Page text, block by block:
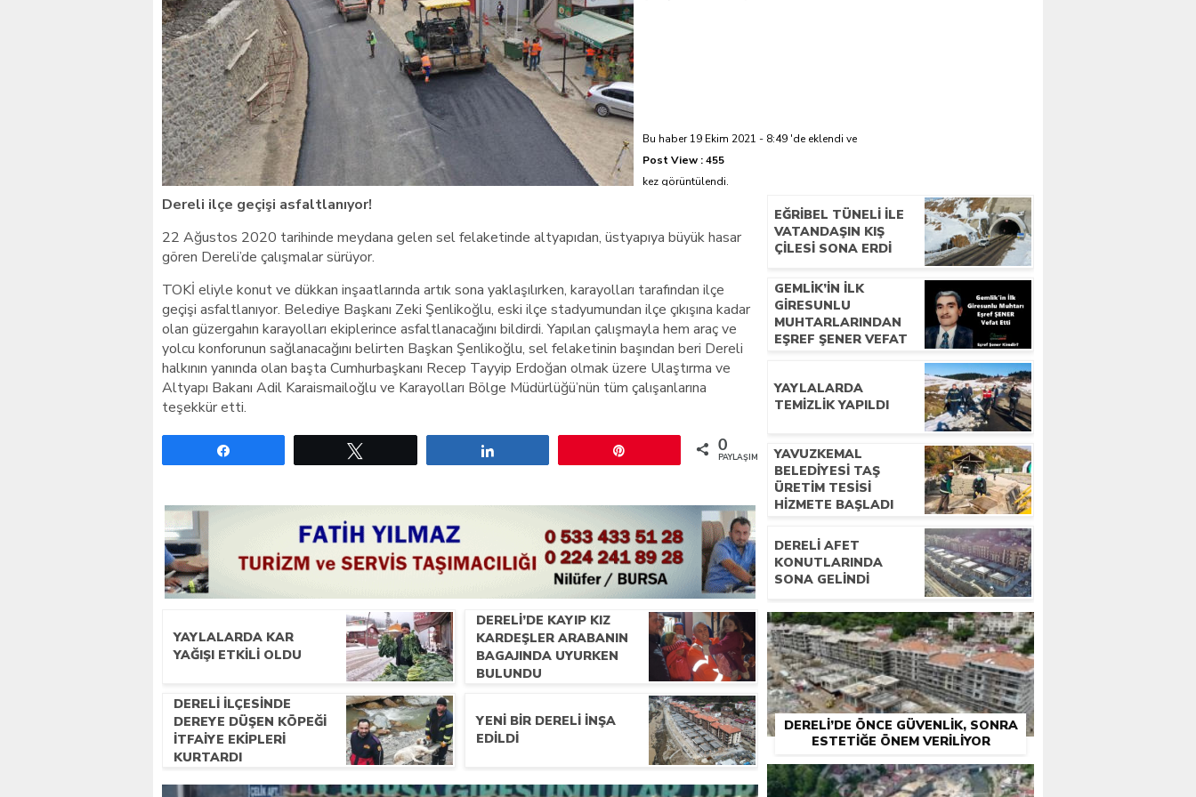
Giresunlu sürücü Orhangazi’de hayatını kaybetti
Bu haber 19 Ekim 2021 - 8:49 'de eklendi ve
Post View :455
kez görüntülendi.
Dereli ilçe geçişi asfaltlanıyor!
22 Ağustos 2020 tarihinde meydana gelen sel felaketinde altyapıdan, üstyapıya büyük hasar
gören Dereli’de çalışmalar sürüyor.
TOKİ eliyle konut ve dükkan inşaatlarında artık sona yaklaşılırken, karayolları tarafından ilçe
geçişi asfaltlanıyor. Belediye Başkanı Zeki Şenlikoğlu, eski ilçe stadyumundan ilçe çıkışına kadar
olan güzergahın karayolları ekiplerince asfaltlanacağını bildirdi. Yapılan çalışmayla hem araç ve
yolcu konforunun sağlanacağını belirten Başkan Şenlikoğlu, sel felaketinin başından beri Dereli
halkının yanında olan başta Cumhurbaşkanı Recep Tayyip Erdoğan olmak üzere Ulaştırma ve
Altyapı Bakanı Adil Karaismailoğlu ve Karayolları Bölge Müdürlüğü’nün tüm çalışanlarına
teşekkür etti.
0
PAYLAŞIMLAR
YAYLALARDA KAR
YAĞIŞI ETKILI OLDU
DERELI’DE KAYIP KIZ
KARDEŞLER ARABANIN
BAGAJINDA UYURKEN
BULUNDU
DERELI ILÇESINDE
DEREYE DÜŞEN KÖPEĞI
ITFAIYE EKIPLERI
KURTARDI
YENI BIR DERELI INŞA
EDILDI
EĞRIBEL TÜNELI ILE
VATANDAŞIN KIŞ
ÇILESI SONA ERDI
GEMLIK’IN ILK
GIRESUNLU
MUHTARLARINDAN
EŞREF ŞENER VEFAT
YAYLALARDA
TEMIZLIK YAPILDI
YAVUZKEMAL
BELEDIYESI TAŞ
ÜRETIM TESISI
HIZMETE BAŞLADI
DERELI AFET
KONUTLARINDA
SONA GELINDI
DERELI’DE ÖNCE GÜVENLIK, SONRA
ESTETIĞE ÖNEM VERILIYOR